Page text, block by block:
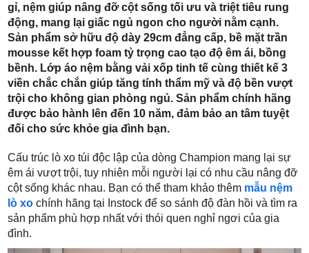
TP. HCM
gỉ, nệm giúp nâng đỡ cột sống tối ưu và triệt tiêu rung
động, mang lại giấc ngủ ngon cho người nằm cạnh.
Sản phẩm sở hữu độ dày 29cm đẳng cấp, bề mặt trần
mousse kết hợp foam tỷ trọng cao tạo độ êm ái, bồng
bềnh. Lớp áo nệm bằng vải xốp tinh tế cùng thiết kế 3
viền chắc chắn giúp tăng tính thẩm mỹ và độ bền vượt
trội cho không gian phòng ngủ. Sản phẩm chính hãng
được bảo hành lên đến 10 năm, đảm bảo an tâm tuyệt
đối cho sức khỏe gia đình bạn.
Cấu trúc lò xo túi độc lập của dòng Champion mang lại sự
êm ái vượt trội, tuy nhiên mỗi người lại có nhu cầu nâng đỡ
cột sống khác nhau. Bạn có thể tham khảo thêm mẫu nệm
lò xo chính hãng tại Instock để so sánh độ đàn hồi và tìm ra
sản phẩm phù hợp nhất với thói quen nghỉ ngơi của gia
đình.